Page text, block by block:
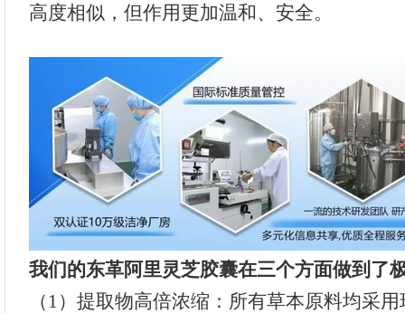
高度相似，但作用更加温和、安全。
我们的东革阿里灵芝胶囊在三个方面做到了
（1）提取物高倍浓缩：所有草本原料均采